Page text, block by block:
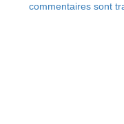
commentaires sont